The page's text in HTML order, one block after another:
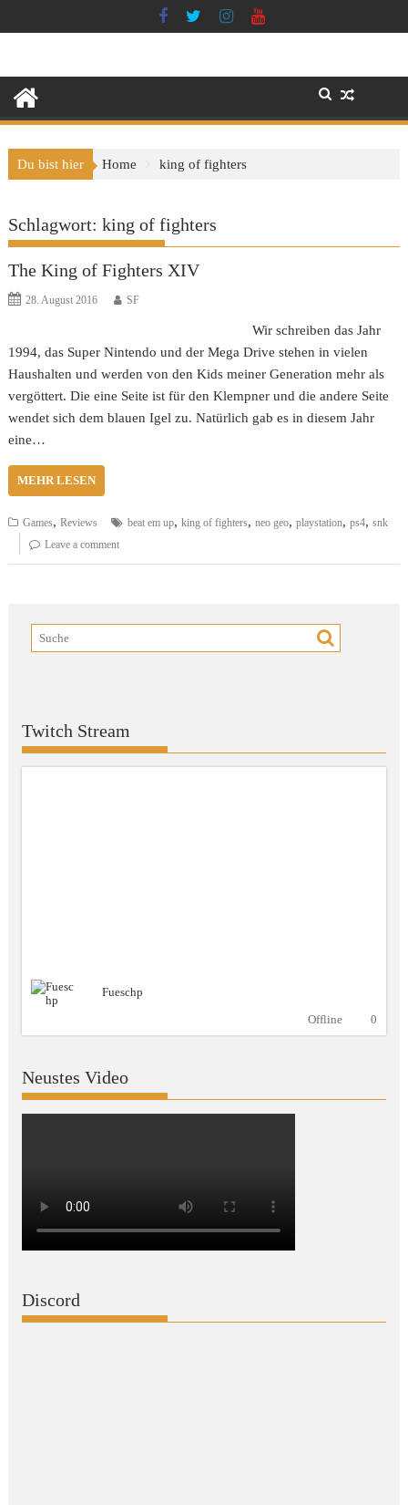
to
Du bist hier Home king of fighters
Schlagwort:king of fighters
The King of Fighters XIV
28. August 2016 SF
Wir schreiben das Jahr
1994, das Super Nintendo und der Mega Drive stehen in vielen
Haushalten und werden von den Kids meiner Generation mehr als
vergöttert. Die eine Seite ist für den Klempner und die andere Seite
wendet sich dem blauen Igel zu. Natürlich gab es in diesem Jahr
eine…
MEHR LESEN
Games,Reviews beat em up,king of fighters,neo geo,playstation,ps4,snk
Leave a comment
Twitch Stream
Fueschp
Offline
0
Neustes Video
Discord